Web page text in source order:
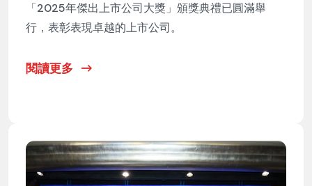
「2025年傑出上市公司大獎」頒獎典禮已圓滿舉
行，表彰表現卓越的上市公司。
閱讀更多